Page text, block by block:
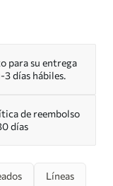
para su entrega
3 días hábiles.
de reembolso
días
Líneas